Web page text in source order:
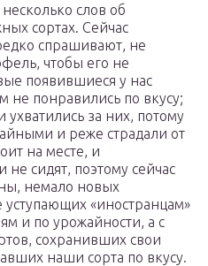
слов об
сортах. Сейчас
спрашивают, не
чтобы его не
появившиеся у нас
не понравились по вкусу;
за них, потому
и реже страдали от
на месте, и
сидят, поэтому сейчас
немало новых
уступающих «иностранцам»
и по урожайности, а с
сохранивших свои
наши сорта по вкусу.